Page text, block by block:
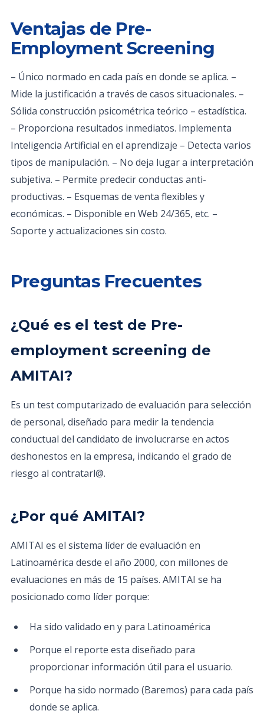
Ventajas de Pre-
Employment Screening
– Único normado en cada país en donde se aplica. –
Mide la justificación a través de casos situacionales. –
Sólida construcción psicométrica teórico – estadística.
– Proporciona resultados inmediatos. Implementa
Inteligencia Artificial en el aprendizaje – Detecta varios
tipos de manipulación. – No deja lugar a interpretación
subjetiva. – Permite predecir conductas anti-
productivas. – Esquemas de venta flexibles y
económicas. – Disponible en Web 24/365, etc. –
Soporte y actualizaciones sin costo.
Preguntas Frecuentes
¿Qué es el test de Pre-
employment screening de
AMITAI?
Es un test computarizado de evaluación para selección
de personal, diseñado para medir la tendencia
conductual del candidato de involucrarse en actos
deshonestos en la empresa, indicando el grado de
riesgo al contratarl@.
¿Por qué AMITAI?
AMITAI es el sistema líder de evaluación en
Latinoamérica desde el año 2000, con millones de
evaluaciones en más de 15 países. AMITAI se ha
posicionado como líder porque:
Ha sido validado en y para Latinoamérica
Porque el reporte esta diseñado para
proporcionar información útil para el usuario.
Porque ha sido normado (Baremos) para cada país
donde se aplica.